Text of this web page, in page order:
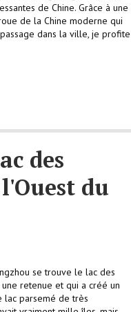
de Chine. Grâce à une
de la Chine moderne qui
dans la ville, je profite
des
du
se trouve le lac des
retenue et qui a créé un
lac parsemé de très